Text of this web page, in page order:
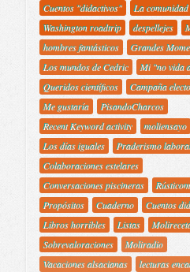
Cuentos "didactivos"
La comunidad
Washington roadtrip
despellejes
hombres fantásticos
Grandes
Los mundos de Cedric
Mi "no vida
Queridos científicos
Campaña
Me gustaría
PisandoCharcos
Recent Keyword activity
moliensayo
Los días iguales
Praderismo
Colaboraciones estelares
Conversaciones piscineras
Propósitos
Cuaderno
Cuentos
Libros horribles
Listas
Sobrevaloraciones
Moliradio
Vacaciones alsacianas
lecturas